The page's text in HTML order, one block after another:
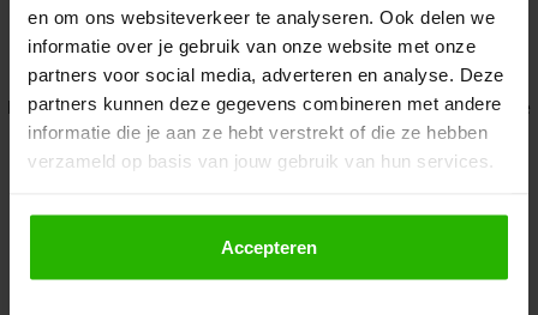
en om ons websiteverkeer te analyseren. Ook delen we
informatie over je gebruik van onze website met onze
partners voor social media, adverteren en analyse. Deze
partners kunnen deze gegevens combineren met andere
informatie die je aan ze hebt verstrekt of die ze hebben
verzameld op basis van jouw gebruik van hun services.
Als je op "Accepteer" klikt, dan geef je Voordeeluitjes.nl
toestemming om cookies voor social media en
gepersonaliseerde advertenties te plaatsen.
Accepteren
Application error: a client-side exception has occurred while
loadingwww.voordeeluitjes.nl (see the browser console for more
information).